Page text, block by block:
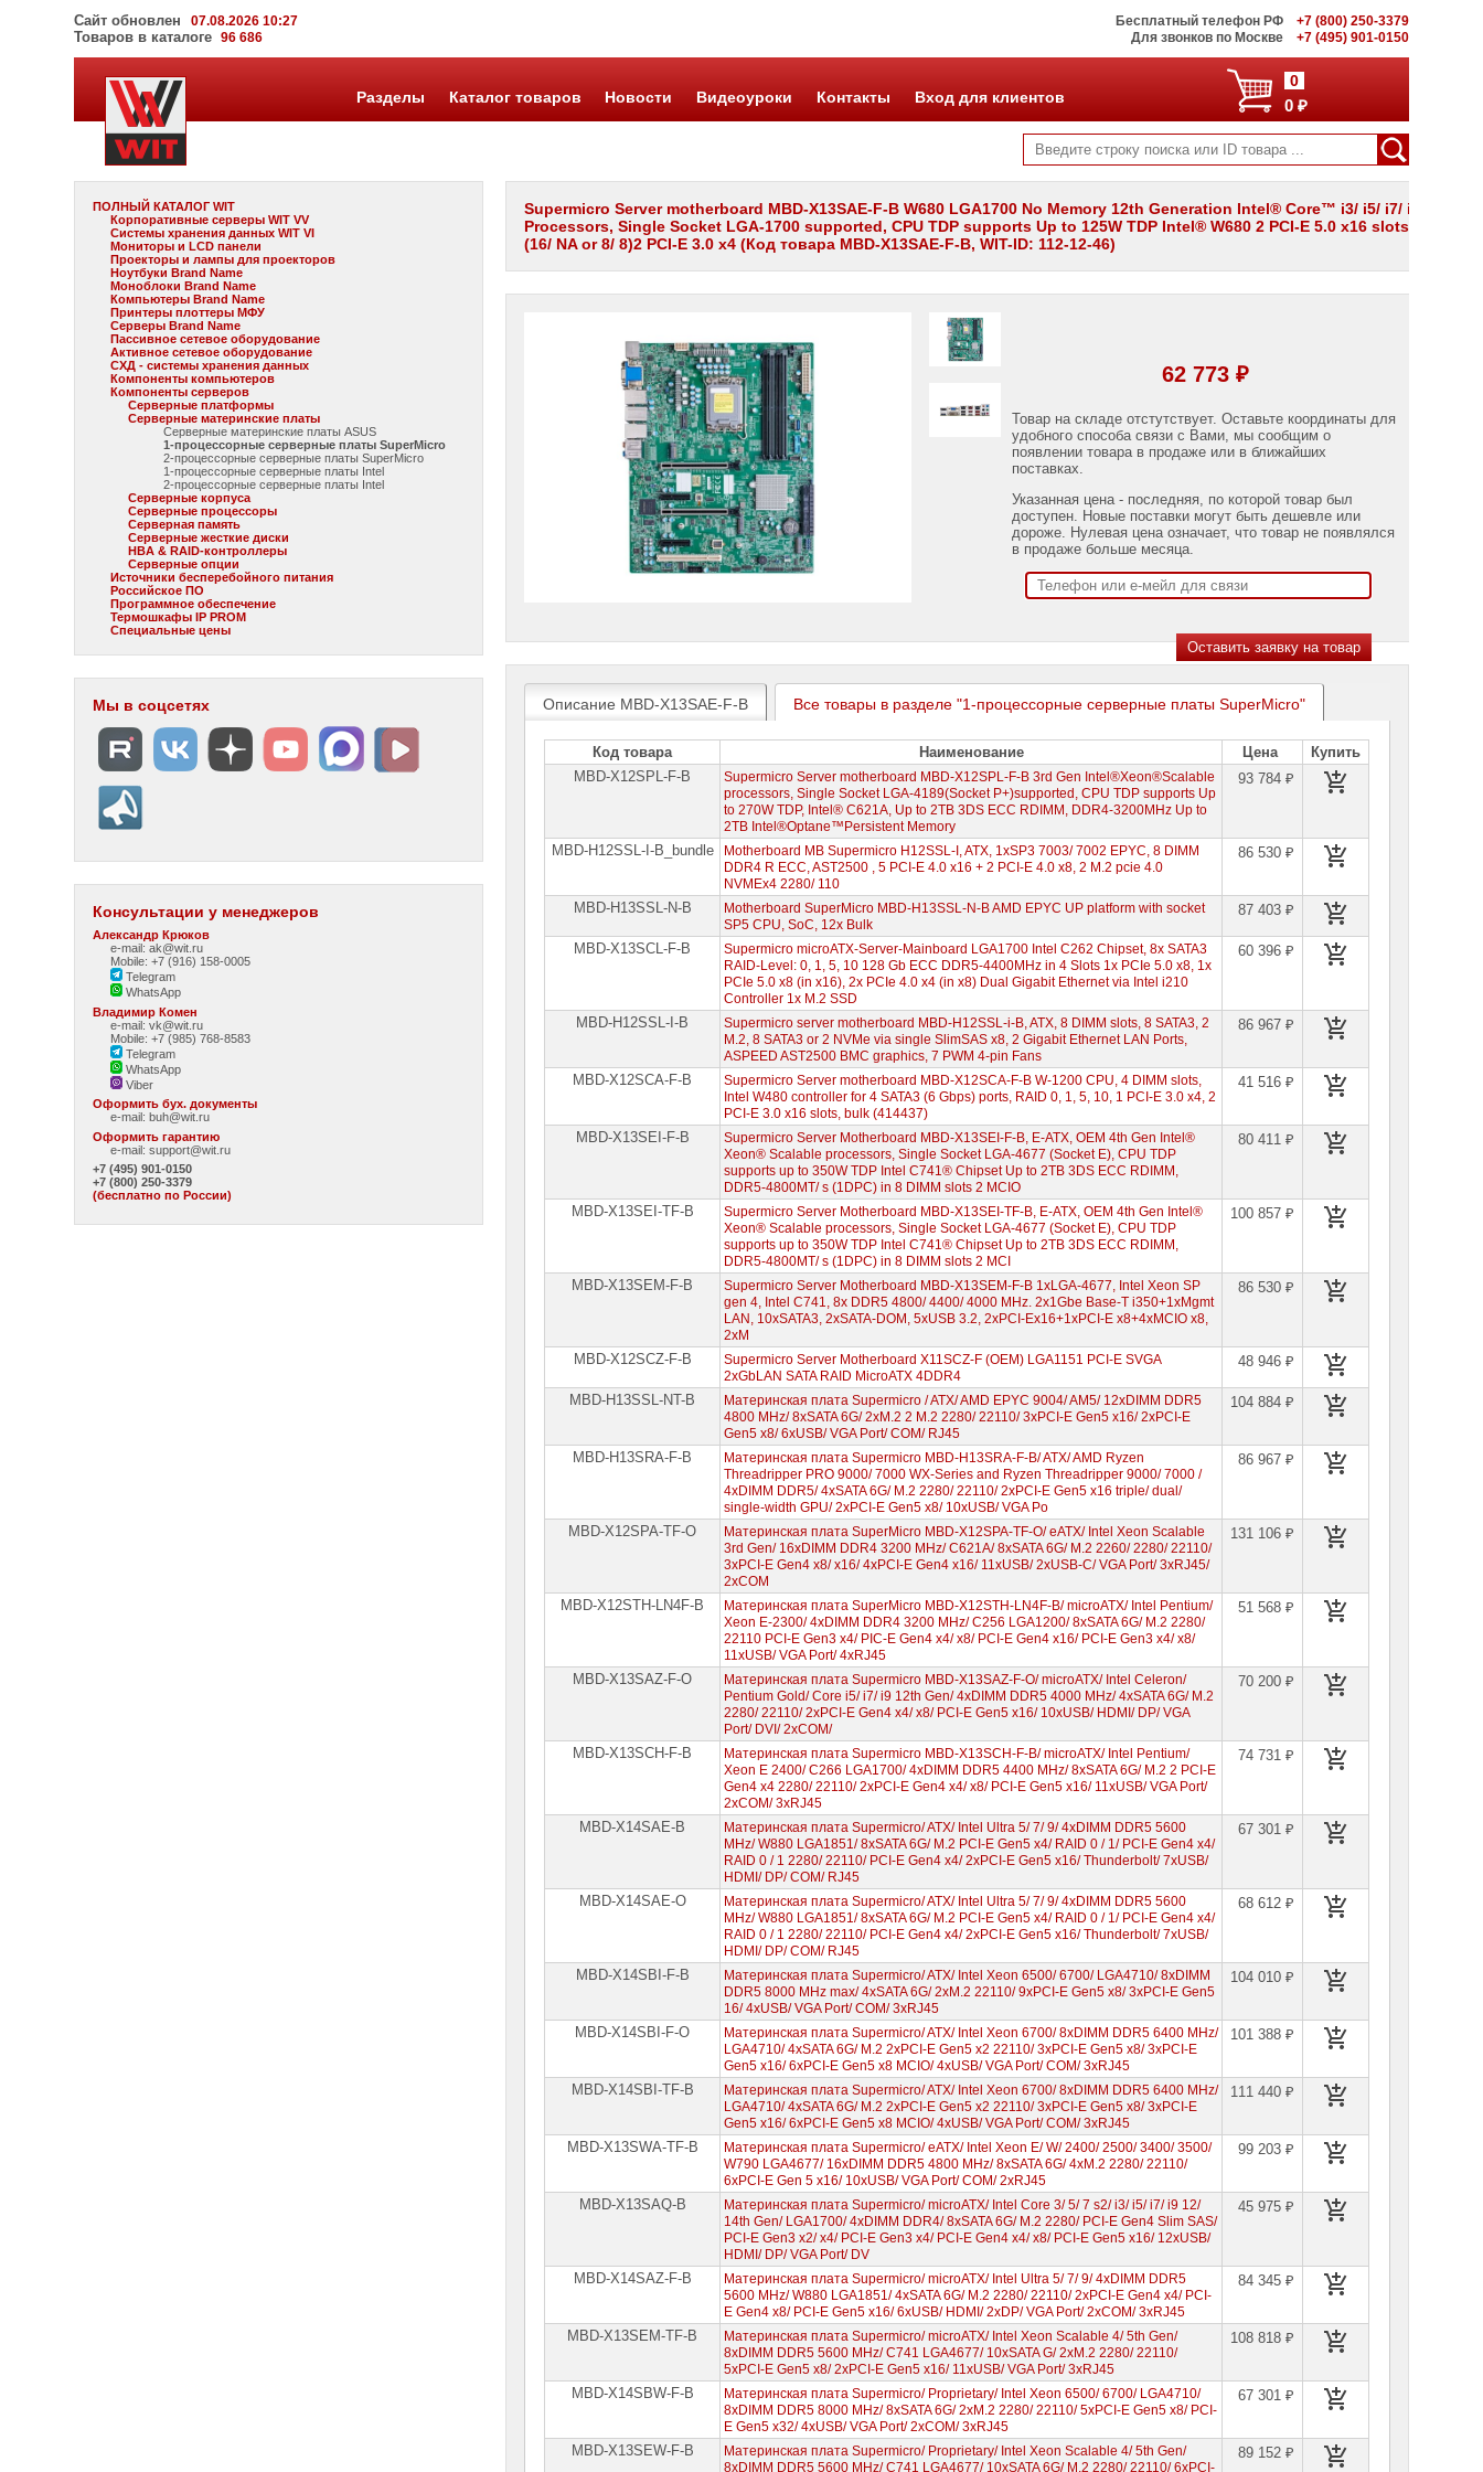
Сайт обновлен 07.08.2026 10:27
Товаров в каталоге96 686
Бесплатный телефон РФ
+7 (800) 250-3379
Для звонков по Москве
+7 (495) 901-0150
0
0 ₽
Разделы Каталог товаров Новости Видеоуроки Контакты Вход для клиентов
ПОЛНЫЙ КАТАЛОГ WIT
Корпоративные серверы WIT VV
Системы хранения данных WIT VI
Мониторы и LCD панели
Проекторы и лампы для проекторов
Ноутбуки Brand Name
Моноблоки Brand Name
Компьютеры Brand Name
Принтеры плоттеры МФУ
Серверы Brand Name
Пассивное сетевое оборудование
Активное сетевое оборудование
СХД - системы хранения данных
Компоненты компьютеров
Компоненты серверов
Серверные платформы
Серверные материнские платы
Серверные материнские платы ASUS
1-процессорные серверные платы SuperMicro
2-процессорные серверные платы SuperMicro
1-процессорные серверные платы Intel
2-процессорные серверные платы Intel
Серверные корпуса
Серверные процессоры
Серверная память
Серверные жесткие диски
HBA & RAID-контроллеры
Серверные опции
Источники бесперебойного питания
Российское ПО
Программное обеспечение
Термошкафы IP PROM
Специальные цены
Мы в соцсетях
Консультации у менеджеров
Александр Крюков
e-mail: ak@wit.ru
Mobile: +7 (916) 158-0005
Telegram
WhatsApp
Владимир Комен
e-mail: vk@wit.ru
Mobile: +7 (985) 768-8583
Telegram
WhatsApp
Viber
Оформить бух. документы
e-mail:buh@wit.ru
Оформить гарантию
e-mail:support@wit.ru
+7 (495) 901-0150
+7 (800) 250-3379
(бесплатно по России)
Supermicro Server motherboard MBD-X13SAE-F-B W680 LGA1700 No Memory 12th Generation Intel® Core™ i3/ i5/ i7/ i9
Processors, Single Socket LGA-1700 supported, CPU TDP supports Up to 125W TDP Intel® W680 2 PCI-E 5.0 x16 slots
(16/ NA or 8/ 8)2 PCI-E 3.0 x4 (Код товара MBD-X13SAE-F-B, WIT-ID: 112-12-46)
62 773 ₽
Товар на складе отстутствует. Оставьте координаты для
удобного способа связи с Вами, мы сообщим о
появлении товара в продаже или в ближайших
поставках.
Указанная цена - последняя, по которой товар был
доступен. Новые поставки могут быть дешевле или
дороже. Нулевая цена означает, что товар не появлялся
в продаже больше месяца.
Описание MBD-X13SAE-F-B Все товары в разделе "1-процессорные серверные платы SuperMicro"
Код товара Наименование Цена
Купить
MBD-X12SPL-F-B
Supermicro Server motherboard MBD-X12SPL-F-B 3rd Gen Intel®Xeon®Scalable
processors, Single Socket LGA-4189(Socket P+)supported, CPU TDP supports Up
to 270W TDP, Intel® C621A, Up to 2TB 3DS ECC RDIMM, DDR4-3200MHz Up to
2TB Intel®Optane™Persistent Memory
93 784 ₽
MBD-H12SSL-I-B_bundle
Motherboard MB Supermicro H12SSL-I, ATX, 1xSP3 7003/ 7002 EPYC, 8 DIMM
DDR4 R ECC, AST2500 , 5 PCI-E 4.0 x16 + 2 PCI-E 4.0 x8, 2 M.2 pcie 4.0
NVMEx4 2280/ 110
86 530 ₽
MBD-H13SSL-N-B
Motherboard SuperMicro MBD-H13SSL-N-B AMD EPYC UP platform with socket
SP5 CPU, SoC, 12x Bulk
87 403 ₽
MBD-X13SCL-F-B
Supermicro microATX-Server-Mainboard LGA1700 Intel C262 Chipset, 8x SATA3
RAID-Level: 0, 1, 5, 10 128 Gb ECC DDR5-4400MHz in 4 Slots 1x PCIe 5.0 x8, 1x
PCIe 5.0 x8 (in x16), 2x PCIe 4.0 x4 (in x8) Dual Gigabit Ethernet via Intel i210
Controller 1x M.2 SSD
60 396 ₽
MBD-H12SSL-I-B
Supermicro server motherboard MBD-H12SSL-i-B, ATX, 8 DIMM slots, 8 SATA3, 2
M.2, 8 SATA3 or 2 NVMe via single SlimSAS x8, 2 Gigabit Ethernet LAN Ports,
ASPEED AST2500 BMC graphics, 7 PWM 4-pin Fans
86 967 ₽
MBD-X12SCA-F-B
Supermicro Server motherboard MBD-X12SCA-F-B W-1200 CPU, 4 DIMM slots,
Intel W480 controller for 4 SATA3 (6 Gbps) ports, RAID 0, 1, 5, 10, 1 PCI-E 3.0 x4, 2
PCI-E 3.0 x16 slots, bulk (414437)
41 516 ₽
MBD-X13SEI-F-B
Supermicro Server Motherboard MBD-X13SEI-F-B, E-ATX, OEM 4th Gen Intel®
Xeon® Scalable processors, Single Socket LGA-4677 (Socket E), CPU TDP
supports up to 350W TDP Intel C741® Chipset Up to 2TB 3DS ECC RDIMM,
DDR5-4800MT/ s (1DPC) in 8 DIMM slots 2 MCIO
80 411 ₽
MBD-X13SEI-TF-B
Supermicro Server Motherboard MBD-X13SEI-TF-B, E-ATX, OEM 4th Gen Intel®
Xeon® Scalable processors, Single Socket LGA-4677 (Socket E), CPU TDP
supports up to 350W TDP Intel C741® Chipset Up to 2TB 3DS ECC RDIMM,
DDR5-4800MT/ s (1DPC) in 8 DIMM slots 2 MCI
100 857 ₽
MBD-X13SEM-F-B
Supermicro Server Motherboard MBD-X13SEM-F-B 1xLGA-4677, Intel Xeon SP
gen 4, Intel C741, 8x DDR5 4800/ 4400/ 4000 MHz. 2x1Gbe Base-T i350+1xMgmt
LAN, 10xSATA3, 2xSATA-DOM, 5xUSB 3.2, 2xPCI-Ex16+1xPCI-E x8+4xMCIO x8,
2xM
86 530 ₽
MBD-X12SCZ-F-B Supermicro Server Motherboard X11SCZ-F (OEM) LGA1151 PCI-E SVGA
2xGbLAN SATA RAID MicroATX 4DDR4
48 946 ₽
MBD-H13SSL-NT-B
Материнская плата Supermicro / ATX/ AMD EPYC 9004/ AM5/ 12xDIMM DDR5
4800 MHz/ 8xSATA 6G/ 2xM.2 2 M.2 2280/ 22110/ 3xPCI-E Gen5 x16/ 2xPCI-E
Gen5 x8/ 6xUSB/ VGA Port/ COM/ RJ45
104 884 ₽
MBD-H13SRA-F-B
Материнская плата Supermicro MBD-H13SRA-F-B/ ATX/ AMD Ryzen
Threadripper PRO 9000/ 7000 WX-Series and Ryzen Threadripper 9000/ 7000 /
4xDIMM DDR5/ 4xSATA 6G/ M.2 2280/ 22110/ 2xPCI-E Gen5 x16 triple/ dual/
single-width GPU/ 2xPCI-E Gen5 x8/ 10xUSB/ VGA Po
86 967 ₽
MBD-X12SPA-TF-O
Материнская плата SuperMicro MBD-X12SPA-TF-O/ eATX/ Intel Xeon Scalable
3rd Gen/ 16xDIMM DDR4 3200 MHz/ C621A/ 8xSATA 6G/ M.2 2260/ 2280/ 22110/
3xPCI-E Gen4 x8/ x16/ 4xPCI-E Gen4 x16/ 11xUSB/ 2xUSB-C/ VGA Port/ 3xRJ45/
2xCOM
131 106 ₽
MBD-X12STH-LN4F-B
Материнская плата SuperMicro MBD-X12STH-LN4F-B/ microATX/ Intel Pentium/
Xeon E-2300/ 4xDIMM DDR4 3200 MHz/ C256 LGA1200/ 8xSATA 6G/ M.2 2280/
22110 PCI-E Gen3 x4/ PIC-E Gen4 x4/ x8/ PCI-E Gen4 x16/ PCI-E Gen3 x4/ x8/
11xUSB/ VGA Port/ 4xRJ45
51 568 ₽
MBD-X13SAZ-F-O
Материнская плата Supermicro MBD-X13SAZ-F-O/ microATX/ Intel Celeron/
Pentium Gold/ Core i5/ i7/ i9 12th Gen/ 4xDIMM DDR5 4000 MHz/ 4xSATA 6G/ M.2
2280/ 22110/ 2xPCI-E Gen4 x4/ x8/ PCI-E Gen5 x16/ 10xUSB/ HDMI/ DP/ VGA
Port/ DVI/ 2xCOM/
70 200 ₽
MBD-X13SCH-F-B
Материнская плата Supermicro MBD-X13SCH-F-B/ microATX/ Intel Pentium/
Xeon E 2400/ C266 LGA1700/ 4xDIMM DDR5 4400 MHz/ 8xSATA 6G/ M.2 2 PCI-E
Gen4 x4 2280/ 22110/ 2xPCI-E Gen4 x4/ x8/ PCI-E Gen5 x16/ 11xUSB/ VGA Port/
2xCOM/ 3xRJ45
74 731 ₽
MBD-X14SAE-B
Материнская плата Supermicro/ ATX/ Intel Ultra 5/ 7/ 9/ 4xDIMM DDR5 5600
MHz/ W880 LGA1851/ 8xSATA 6G/ M.2 PCI-E Gen5 x4/ RAID 0 / 1/ PCI-E Gen4 x4/
RAID 0 / 1 2280/ 22110/ PCI-E Gen4 x4/ 2xPCI-E Gen5 x16/ Thunderbolt/ 7xUSB/
HDMI/ DP/ COM/ RJ45
67 301 ₽
MBD-X14SAE-O
Материнская плата Supermicro/ ATX/ Intel Ultra 5/ 7/ 9/ 4xDIMM DDR5 5600
MHz/ W880 LGA1851/ 8xSATA 6G/ M.2 PCI-E Gen5 x4/ RAID 0 / 1/ PCI-E Gen4 x4/
RAID 0 / 1 2280/ 22110/ PCI-E Gen4 x4/ 2xPCI-E Gen5 x16/ Thunderbolt/ 7xUSB/
HDMI/ DP/ COM/ RJ45
68 612 ₽
MBD-X14SBI-F-B
Материнская плата Supermicro/ ATX/ Intel Xeon 6500/ 6700/ LGA4710/ 8xDIMM
DDR5 8000 MHz max/ 4xSATA 6G/ 2xM.2 22110/ 9xPCI-E Gen5 x8/ 3xPCI-E Gen5
16/ 4xUSB/ VGA Port/ COM/ 3xRJ45
104 010 ₽
MBD-X14SBI-F-O
Материнская плата Supermicro/ ATX/ Intel Xeon 6700/ 8xDIMM DDR5 6400 MHz/
LGA4710/ 4xSATA 6G/ M.2 2xPCI-E Gen5 x2 22110/ 3xPCI-E Gen5 x8/ 3xPCI-E
Gen5 x16/ 6xPCI-E Gen5 x8 MCIO/ 4xUSB/ VGA Port/ COM/ 3xRJ45
101 388 ₽
MBD-X14SBI-TF-B
Материнская плата Supermicro/ ATX/ Intel Xeon 6700/ 8xDIMM DDR5 6400 MHz/
LGA4710/ 4xSATA 6G/ M.2 2xPCI-E Gen5 x2 22110/ 3xPCI-E Gen5 x8/ 3xPCI-E
Gen5 x16/ 6xPCI-E Gen5 x8 MCIO/ 4xUSB/ VGA Port/ COM/ 3xRJ45
111 440 ₽
MBD-X13SWA-TF-B
Материнская плата Supermicro/ eATX/ Intel Xeon E/ W/ 2400/ 2500/ 3400/ 3500/
W790 LGA4677/ 16xDIMM DDR5 4800 MHz/ 8xSATA 6G/ 4xM.2 2280/ 22110/
6xPCI-E Gen 5 x16/ 10xUSB/ VGA Port/ COM/ 2xRJ45
99 203 ₽
MBD-X13SAQ-B
Материнская плата Supermicro/ microATX/ Intel Core 3/ 5/ 7 s2/ i3/ i5/ i7/ i9 12/
14th Gen/ LGA1700/ 4xDIMM DDR4/ 8xSATA 6G/ M.2 2280/ PCI-E Gen4 Slim SAS/
PCI-E Gen3 x2/ x4/ PCI-E Gen3 x4/ PCI-E Gen4 x4/ x8/ PCI-E Gen5 x16/ 12xUSB/
HDMI/ DP/ VGA Port/ DV
45 975 ₽
MBD-X14SAZ-F-B
Материнская плата Supermicro/ microATX/ Intel Ultra 5/ 7/ 9/ 4xDIMM DDR5
5600 MHz/ W880 LGA1851/ 4xSATA 6G/ M.2 2280/ 22110/ 2xPCI-E Gen4 x4/ PCI-
E Gen4 x8/ PCI-E Gen5 x16/ 6xUSB/ HDMI/ 2xDP/ VGA Port/ 2xCOM/ 3xRJ45
84 345 ₽
MBD-X13SEM-TF-B
Материнская плата Supermicro/ microATX/ Intel Xeon Scalable 4/ 5th Gen/
8xDIMM DDR5 5600 MHz/ C741 LGA4677/ 10xSATA G/ 2xM.2 2280/ 22110/
5xPCI-E Gen5 x8/ 2xPCI-E Gen5 x16/ 11xUSB/ VGA Port/ 3xRJ45
108 818 ₽
MBD-X14SBW-F-B
Материнская плата Supermicro/ Proprietary/ Intel Xeon 6500/ 6700/ LGA4710/
8xDIMM DDR5 8000 MHz/ 8xSATA 6G/ 2xM.2 2280/ 22110/ 5xPCI-E Gen5 x8/ PCI-
E Gen5 x32/ 4xUSB/ VGA Port/ 2xCOM/ 3xRJ45
67 301 ₽
MBD-X13SEW-F-B
Материнская плата Supermicro/ Proprietary/ Intel Xeon Scalable 4/ 5th Gen/
8xDIMM DDR5 5600 MHz/ C741 LGA4677/ 10xSATA 6G/ M.2 2280/ 22110/ 6xPCI-
89 152 ₽